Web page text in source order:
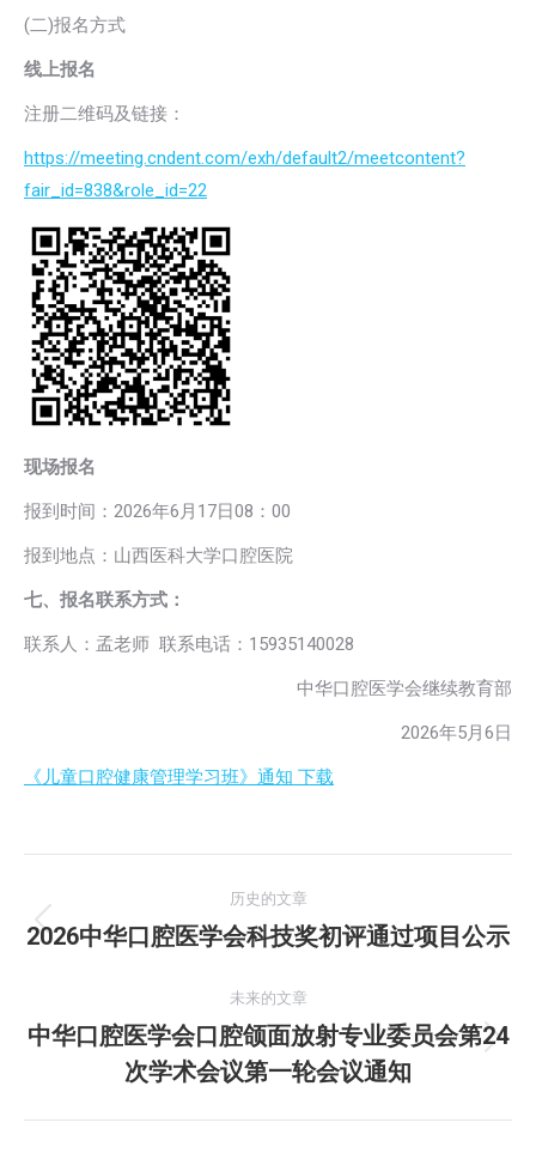
(二)报名方式
线上报名
注册二维码及链接：
https://meeting.cndent.com/exh/default2/meetcontent?
fair_id=838&role_id=22
现场报名
报到时间：2026年6月17日08：00
报到地点：山西医科大学口腔医院
七、报名联系方式：
联系人：孟老师 联系电话：15935140028
中华口腔医学会继续教育部
2026年5月6日
《儿童口腔健康管理学习班》通知 下载
章
航
历史的文章
历
的
文
章：
2026中华口腔医学会科技奖初评通过项目公示
未来的文章
未
来
的
中华口腔医学会口腔颌面放射专业委员会第24
次学术会议第一轮会议通知